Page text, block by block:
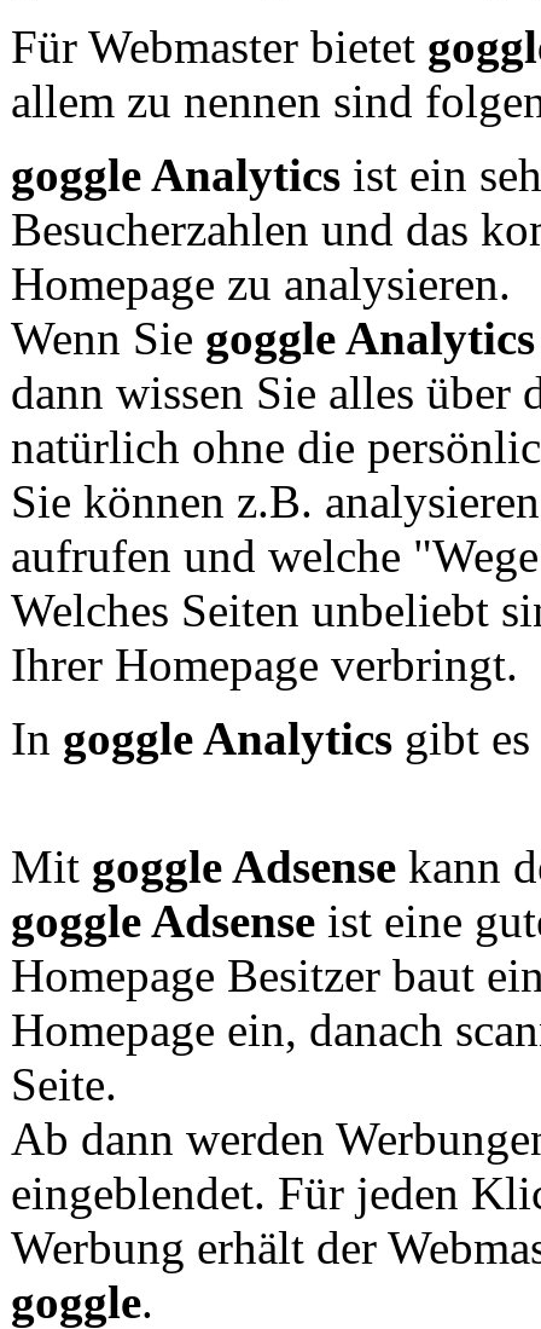
Für Webmaster bietet
allem zu nennen sind
goggle Analyticsist ein
Besucherzahlen und das
Homepage zu analysieren.
Wenn Sie goggle Analytics
dann wissen Sie alles über
natürlich ohne die
Sie können z.B.
aufrufen und welche
Welches Seiten unbeliebt
Ihrer Homepage verbringt.
In goggle Analyticsgibt es
Mit goggle Adsensekann
goggle Adsenseist eine
Homepage Besitzer baut
Homepage ein, danach
Seite.
Ab dann werden
eingeblendet. Für jeden
Werbung erhält der
goggle.